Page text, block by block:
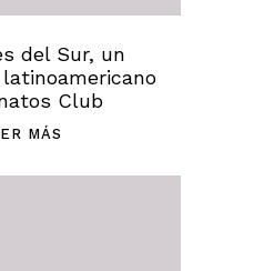
del Sur, un
Club
MÁS